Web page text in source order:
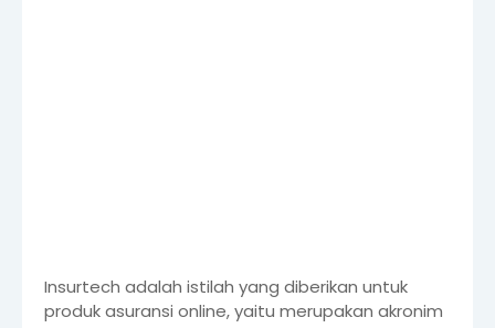
Insurtech adalah istilah yang diberikan untuk
produk asuransi online, yaitu merupakan akronim